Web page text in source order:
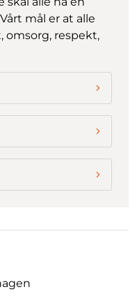
mål er at alle
omsorg, respekt,